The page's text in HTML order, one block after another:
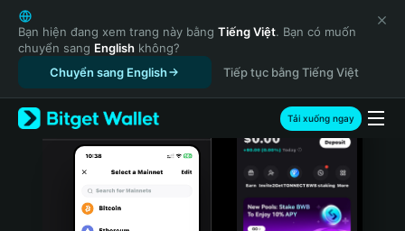
English
日本語
Tiếng Việt
Русский
Español (Latinoamérica)
Türkçe
Italiano
Bạn hiện đang xem trang này bằng Tiếng Việt. Bạn có muốn
chuyển sang English không?
Chuyển sang English
Tiếp tục bằng Tiếng Việt
Tải xuống ngay